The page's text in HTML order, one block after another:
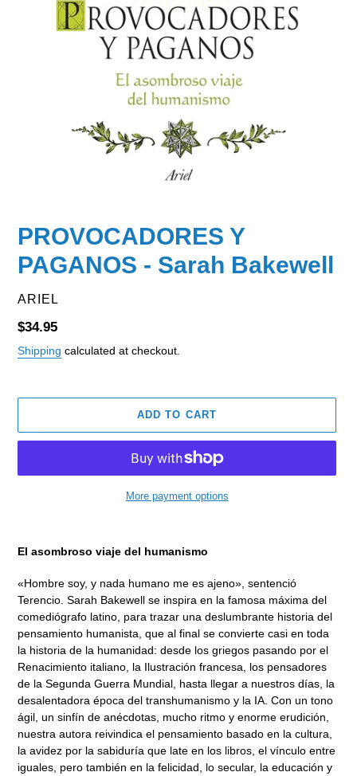
PROVOCADORES Y
PAGANOS - Sarah Bakewell
VENDOR
ARIEL
Regular
price
$34.95
Shipping calculated at checkout.
ADD TO CART
More payment options
your
cart
El asombroso viaje del humanismo
«Hombre soy, y nada humano me es ajeno», sentenció
Terencio. Sarah Bakewell se inspira en la famosa máxima del
comediógrafo latino, para trazar una deslumbrante historia del
pensamiento humanista, que al final se convierte casi en toda
la historia de la humanidad: desde los griegos pasando por el
Renacimiento italiano, la Ilustración francesa, los pensadores
de la Segunda Guerra Mundial, hasta llegar a nuestros días, la
desalentadora época del transhumanismo y la IA. Con un tono
ágil, un sinfín de anécdotas, mucho ritmo y enorme erudición,
nuestra autora reivindica el pensamiento basado en la cultura,
la avidez por la sabiduría que late en los libros, el vínculo entre
iguales, pero también en la felicidad, lo secular, la educación y